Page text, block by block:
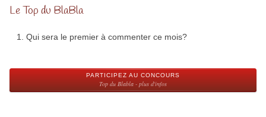
Le Top du BlaBla
Qui sera le premier à commenter ce mois?
PARTICIPEZ AU CONCOURS
Top du Blabla - plus d'infos